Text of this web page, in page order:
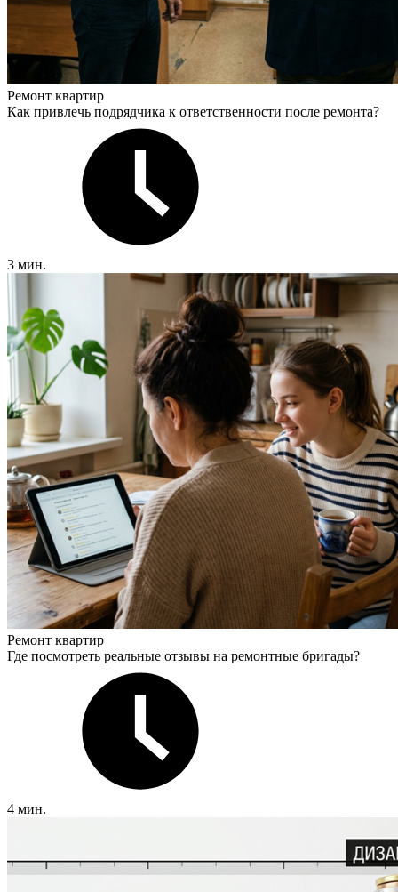
Ремонт квартир
Как привлечь подрядчика к ответственности после ремонта?
3 мин.
Ремонт квартир
Где посмотреть реальные отзывы на ремонтные бригады?
4 мин.